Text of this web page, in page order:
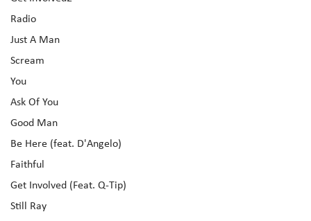
Radio
Just A Man
Scream
You
Ask Of You
Good Man
Be Here (feat. D'Angelo)
Faithful
Get Involved (Feat. Q-Tip)
Still Ray